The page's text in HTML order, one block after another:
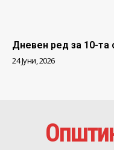
Дневен ред за 10-та
24 Јуни, 2026